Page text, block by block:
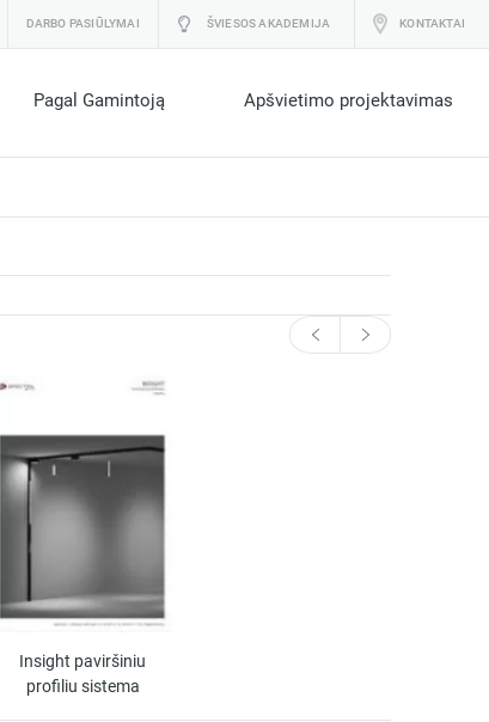
DARBO PASIŪLYMAI ŠVIESOS AKADEMIJA KONTAKTAI
Pagal Gamintoją Apšvietimo projektavimas
Insight paviršiniu
profiliu sistema